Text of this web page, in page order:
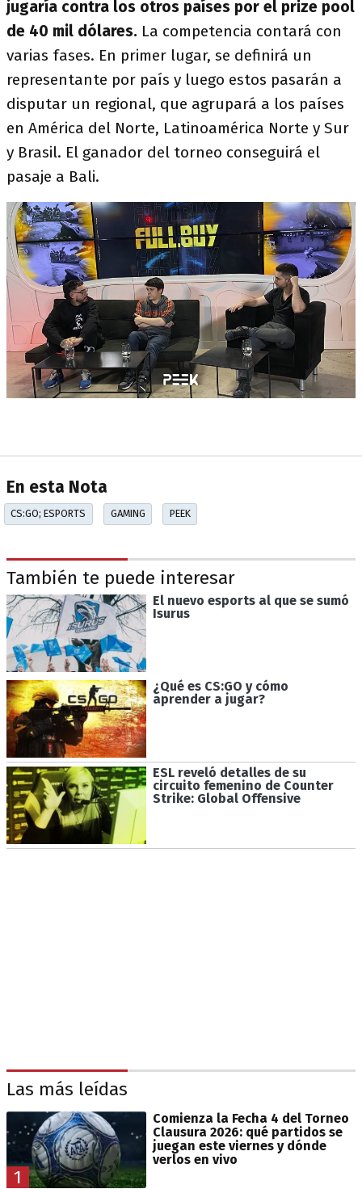
jugaría contra los otros países por el prize pool
de 40 mil dólares. La competencia contará con
varias fases. En primer lugar, se definirá un
representante por país y luego estos pasarán a
disputar un regional, que agrupará a los países
en América del Norte, Latinoamérica Norte y Sur
y Brasil. El ganador del torneo conseguirá el
pasaje a Bali.
En esta Nota
CS:GO; ESPORTS GAMING PEEK
También te puede interesar
El nuevo esports al que se sumó
Isurus
¿Qué es CS:GO y cómo
aprender a jugar?
ESL reveló detalles de su
circuito femenino de Counter
Strike: Global Offensive
Las más leídas
1
Comienza la Fecha 4 del Torneo
Clausura 2026: qué partidos se
juegan este viernes y dónde
verlos en vivo